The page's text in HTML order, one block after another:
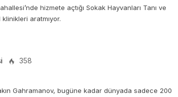
hizmete açtığı Sokak Hayvanları Tanı ve
aratmıyor.
358
Gahramanov, bugüne kadar dünyada sadece 200